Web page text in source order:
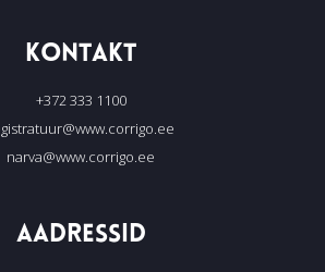
KONTAKT
+372 333 1100
narva@www.corrigo.ee
AADRESSID